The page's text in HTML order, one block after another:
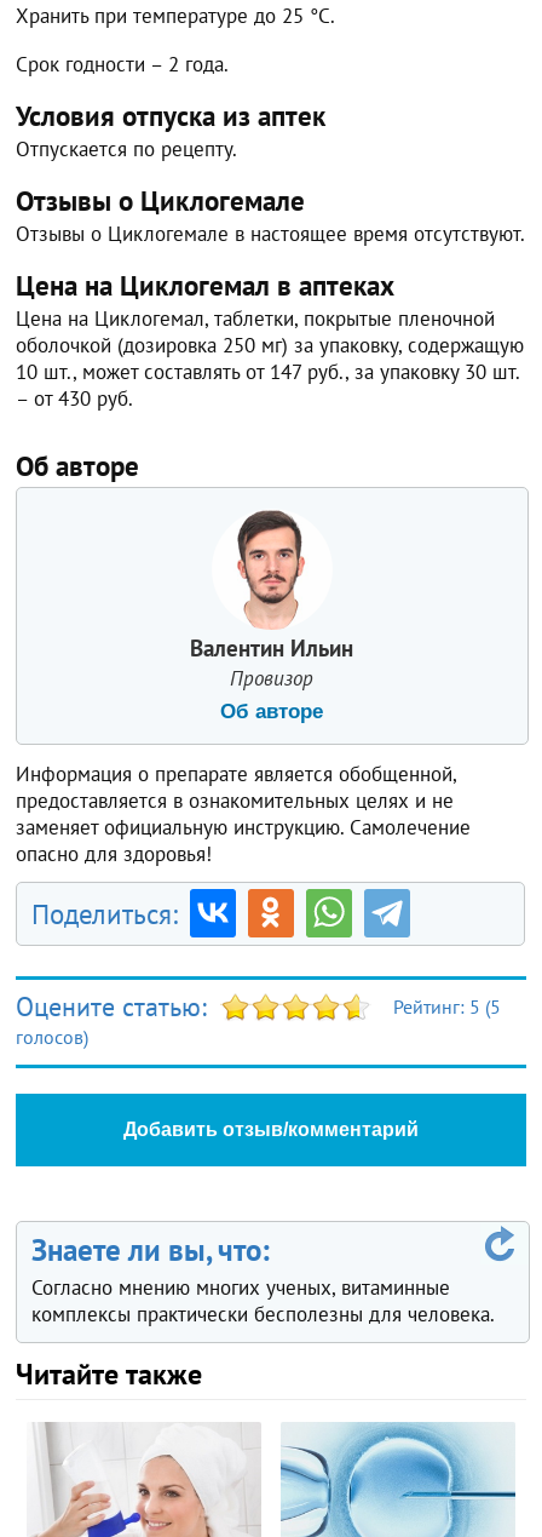
Хранить при температуре до 25 °C.
Срок годности – 2 года.
Условия отпуска из аптек
Отпускается по рецепту.
Отзывы о Циклогемале
Отзывы о Циклогемале в настоящее время отсутствуют.
Цена на Циклогемал в аптеках
Цена на Циклогемал, таблетки, покрытые пленочной
оболочкой (дозировка 250 мг) за упаковку, содержащую
10 шт., может составлять от 147 руб., за упаковку 30 шт.
– от 430 руб.
Об авторе
Валентин Ильин
Провизор
Об авторе
Информация о препарате является обобщенной,
предоставляется в ознакомительных целях и не
заменяет официальную инструкцию. Самолечение
опасно для здоровья!
Поделиться:
Оцените статью: Рейтинг: 5 (5
голосов)
Добавить отзыв/комментарий
Знаете ли вы, что:
Согласно мнению многих ученых, витаминные
комплексы практически бесполезны для человека.
Читайте также